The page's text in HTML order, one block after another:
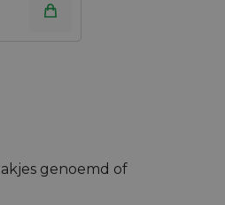
genoemd of